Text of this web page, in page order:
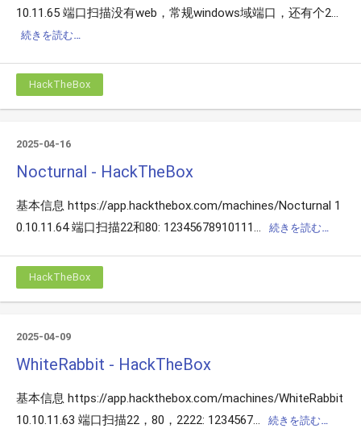
10.11.65 端口扫描没有web，常规windows域端口，还有个2...
続きを読む…
HackTheBox
2025-04-16
Nocturnal - HackTheBox
基本信息 https://app.hackthebox.com/machines/Nocturnal 1
0.10.11.64 端口扫描22和80: 12345678910111...
続きを読む…
HackTheBox
2025-04-09
WhiteRabbit - HackTheBox
基本信息 https://app.hackthebox.com/machines/WhiteRabbit
10.10.11.63 端口扫描22，80，2222: 1234567...
続きを読む…